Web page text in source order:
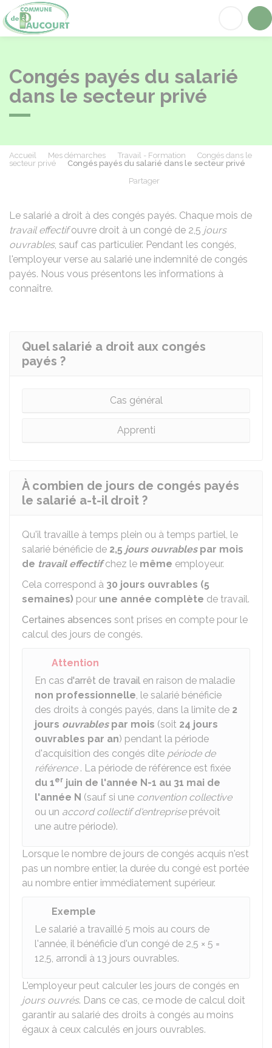
Congés payés du salarié
dans le secteur privé
Accueil Mes démarches Travail - Formation
Congés dans le
secteur privé
Congés payés du salarié dans le secteur privé
Partager
Le salarié a droit à des congés payés. Chaque mois de
travail effectifouvre droit à un congé de 2,5 jours
ouvrables, sauf cas particulier. Pendant les congés,
l'employeur verse au salarié une indemnité de congés
payés. Nous vous présentons les informations à
connaître.
Quel salarié a droit aux congés
payés ?
Cas général
Apprenti
À combien de jours de congés payés
le salarié a-t-il droit ?
Qu'il travaille à temps plein ou à temps partiel, le
salarié bénéficie de 2,5 jours ouvrablespar mois
de travail effectifchez le même employeur.
Cela correspond à 30 jours ouvrables (5
semaines) pour une année complète de travail.
Certaines absences sont prises en compte pour le
calcul des jours de congés.
Attention
En cas d'arrêt de travail en raison de maladie
non professionnelle, le salarié bénéficie
des droits à congés payés, dans la limite de 2
jours ouvrablespar mois (soit 24 jours
ouvrables par an) pendant la période
d'acquisition des congés dite période de
référence. La période de référence est fixée
du 1er juin de l'année N-1 au 31 mai de
l'année N (sauf si une convention collective
ou un accord collectif d'entrepriseprévoit
une autre période).
Lorsque le nombre de jours de congés acquis n'est
pas un nombre entier, la durée du congé est portée
au nombre entier immédiatement supérieur.
Exemple
Le salarié a travaillé 5 mois au cours de
l'année, il bénéficie d'un congé de 2,5 × 5 =
12,5, arrondi à 13 jours ouvrables.
L'employeur peut calculer les jours de congés en
jours ouvrés. Dans ce cas, ce mode de calcul doit
garantir au salarié des droits à congés au moins
égaux à ceux calculés en jours ouvrables.